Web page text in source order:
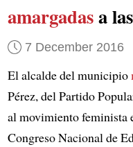
amargadasa
7 December 2016
El alcalde del municipio
Pérez, del Partido
al movimiento feminista
Congreso Nacional de